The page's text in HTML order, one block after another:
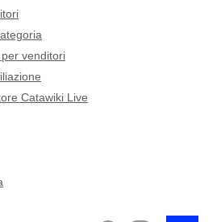
venditori
Catawiki Live